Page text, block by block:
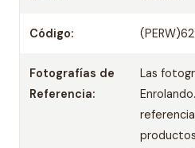
Código:
Fotografías de
Referencia:
Las